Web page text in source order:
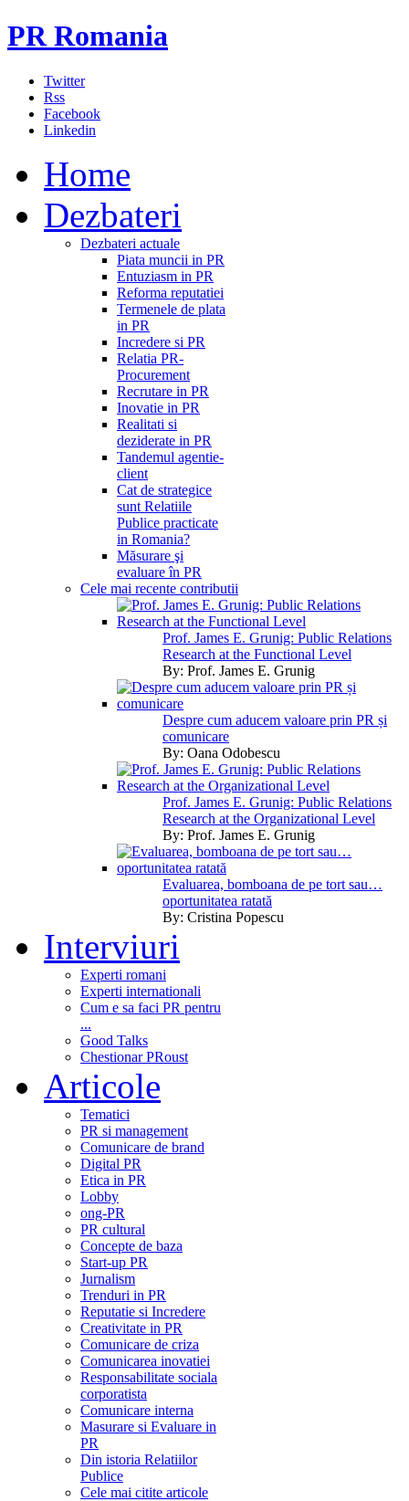
PR Romania
Twitter
Rss
Facebook
Linkedin
Home
Dezbateri
Dezbateri actuale
Piata muncii in PR
Entuziasm in PR
Reforma reputatiei
Termenele de plata
in PR
Incredere si PR
Relatia PR-
Procurement
Recrutare in PR
Inovatie in PR
Realitati si
deziderate in PR
Tandemul agentie-
client
Cat de strategice
sunt Relatiile
Publice practicate
in Romania?
Măsurare şi
evaluare în PR
Cele mai recente contributii
Prof. James E. Grunig: Public Relations
Research at the Functional Level
By: Prof. James E. Grunig
Despre cum aducem valoare prin PR și
comunicare
By: Oana Odobescu
Prof. James E. Grunig: Public Relations
Research at the Organizational Level
By: Prof. James E. Grunig
Evaluarea, bomboana de pe tort sau…
oportunitatea ratată
By: Cristina Popescu
Interviuri
Experti romani
Experti internationali
Cum e sa faci PR pentru
...
Good Talks
Chestionar PRoust
Articole
Tematici
PR si management
Comunicare de brand
Digital PR
Etica in PR
Lobby
ong-PR
PR cultural
Concepte de baza
Start-up PR
Jurnalism
Trenduri in PR
Reputatie si Incredere
Creativitate in PR
Comunicare de criza
Comunicarea inovatiei
Responsabilitate sociala
corporatista
Comunicare interna
Masurare si Evaluare in
PR
Din istoria Relatiilor
Publice
Cele mai citite articole